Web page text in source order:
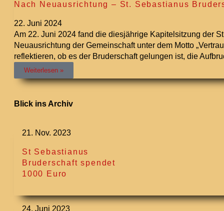
Nach Neuausrichtung – St. Sebastianus
22. Juni 2024
Am 22. Juni 2024 fand die diesjährige Kapitelsitzung der
Neuausrichtung der Gemeinschaft unter dem Motto
reflektieren, ob es der Bruderschaft gelungen ist, die
Weiterlesen »
Blick ins Archiv
21. Nov. 2023
St Sebastianus
Bruderschaft spendet
1000 Euro
24. Juni 2023